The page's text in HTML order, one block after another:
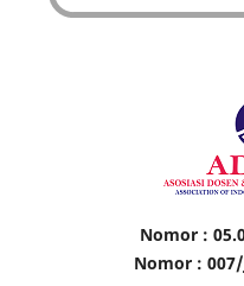
Nomor :
Nomor :